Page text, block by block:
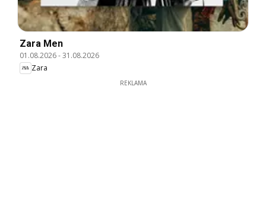
Zara Men
01.08.2026-31.08.2026
Zara
REKLAMA